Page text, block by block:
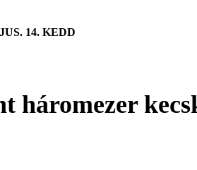
14. KEDD
háromezer